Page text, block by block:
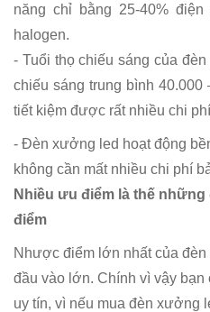
năng chỉ bằng 25-40%
halogen.
- Tuổi thọ chiếu sáng của
chiếu sáng trung bình
tiết kiệm được rất nhiều chi
- Đèn xưởng led hoạt động
không cần mất nhiều chi phí
Nhiều ưu điểm là thế
điểm
Nhược điểm lớn nhất của
đầu vào lớn. Chính vì vậy bạn
uy tín, vì nếu mua đèn xưởng